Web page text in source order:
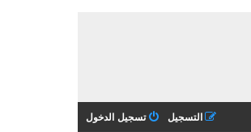
تسجيل الدخول التسجيل